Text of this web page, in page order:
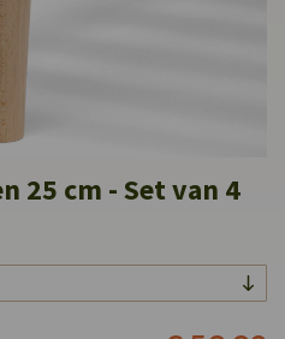
25 cm - Set van 4